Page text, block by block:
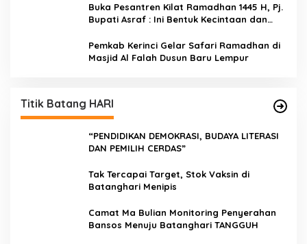
Buka Pesantren Kilat Ramadhan 1445 H, Pj.
Bupati Asraf : Ini Bentuk Kecintaan dan
Kerinci
Pemkab Kerinci Gelar Safari Ramadhan di
Masjid Al Falah Dusun Baru Lempur
Titik Batang HARI
“PENDIDIKAN DEMOKRASI, BUDAYA LITERASI
DAN PEMILIH CERDAS”
Tak Tercapai Target, Stok Vaksin di
Batanghari Menipis
Camat Ma Bulian Monitoring Penyerahan
Bansos Menuju Batanghari TANGGUH